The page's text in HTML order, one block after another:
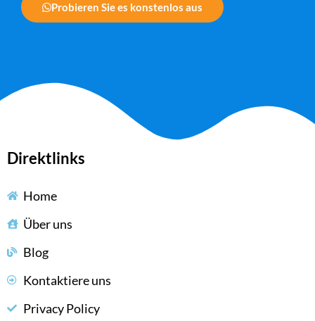
Probieren Sie es konstenlos aus
Direktlinks
Home
Über uns
Blog
Kontaktiere uns
Privacy Policy